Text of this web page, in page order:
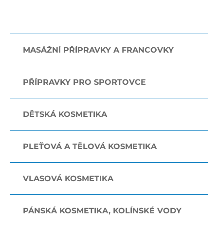
MASÁŽNÍ PŘÍPRAVKY A FRANCOVKY
PŘÍPRAVKY PRO SPORTOVCE
DĚTSKÁ KOSMETIKA
PLEŤOVÁ A TĚLOVÁ KOSMETIKA
VLASOVÁ KOSMETIKA
PÁNSKÁ KOSMETIKA, KOLÍNSKÉ VODY